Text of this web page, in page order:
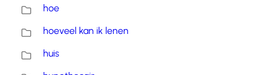
hoe
hoeveel kan ik lenen
huis